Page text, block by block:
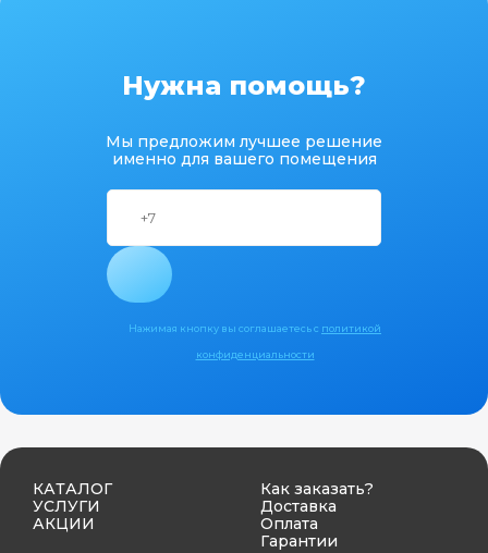
Нужна помощь?
Мы предложим лучшее решение
именно для вашего помещения
Нажимая кнопку вы соглашаетесь с политикой
конфиденциальности
КАТАЛОГ
УСЛУГИ
АКЦИИ
Как заказать?
Доставка
Оплата
Гарантии